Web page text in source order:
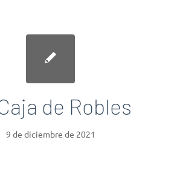
de Robles
9 de diciembre de 2021